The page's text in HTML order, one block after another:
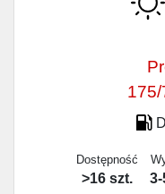
D
Dostępność
>16 szt.